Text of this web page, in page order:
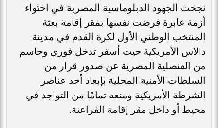
نجحت الجهود الدبلوماسية المصرية في احتواء
أزمة عابرة فرضت نفسها بمقر إقامة بعثة
المنتخب الوطني الأول لكرة القدم في مدينة
دالاس الأمريكية حيث أسفر تدخل فوري وحاسم
من القنصلية المصرية عن صدور قرار من
السلطات الأمنية المحلية بإبعاد أحد عناصر
الشرطة الأمريكية ومنعه تمامًا من التواجد في
محيط أو داخل مقر إقامة الفراعنة.